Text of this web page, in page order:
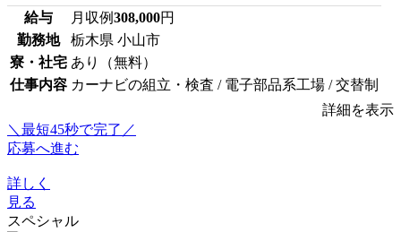
給与 月収例308,000円
勤務地
栃木県 小山市
寮・社宅 あり（無料）
仕事内容 カーナビの組立・検査 / 電子部品系工場 / 交替制
詳細を表示
＼最短45秒で完了／
応募へ進む
詳しく
見る
スペシャル